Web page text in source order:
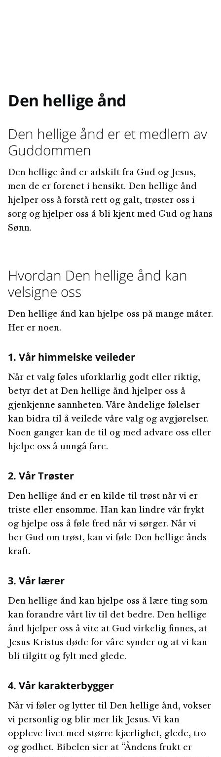
Den hellige ånd
Den hellige ånd er et medlem av
Guddommen
Den hellige ånd er adskilt fra Gud og Jesus,
men de er forenet i hensikt. Den hellige ånd
hjelper oss å forstå rett og galt, trøster oss i
sorg og hjelper oss å bli kjent med Gud og hans
Sønn.
Hvordan Den hellige ånd kan
velsigne oss
Den hellige ånd kan hjelpe oss på mange måter.
Her er noen.
1. Vår himmelske veileder
Når et valg føles uforklarlig godt eller riktig,
betyr det at Den hellige ånd hjelper oss å
gjenkjenne sannheten. Våre åndelige følelser
kan bidra til å veilede våre valg og avgjørelser.
Noen ganger kan de til og med advare oss eller
hjelpe oss å unngå fare.
2. Vår Trøster
Den hellige ånd er en kilde til trøst når vi er
triste eller ensomme. Han kan lindre vår frykt
og hjelpe oss å føle fred når vi sørger. Når vi
ber Gud om trøst, kan vi føle Den hellige ånds
kraft.
3. Vår lærer
Den hellige ånd kan hjelpe oss å lære ting som
kan forandre vårt liv til det bedre. Den hellige
ånd hjelper oss å vite at Gud virkelig finnes, at
Jesus Kristus døde for våre synder og at vi kan
bli tilgitt og fylt med glede.
4. Vår karakterbygger
Når vi føler og lytter til Den hellige ånd, vokser
vi personlig og blir mer lik Jesus. Vi kan
oppleve livet med større kjærlighet, glede, tro
og godhet. Bibelen sier at “Åndens frukt er